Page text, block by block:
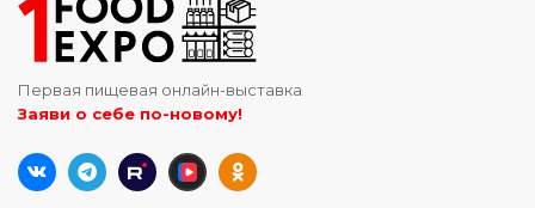
Первая пищевая онлайн-выставка
Заяви о себе по-новому!